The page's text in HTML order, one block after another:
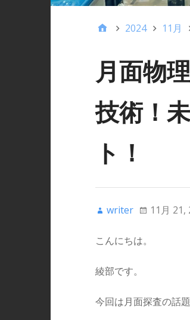
2024 11月
月面物
技術！
ト！
writer 11月 21,
こんにちは。
綾部です。
今回は月面探査の話題